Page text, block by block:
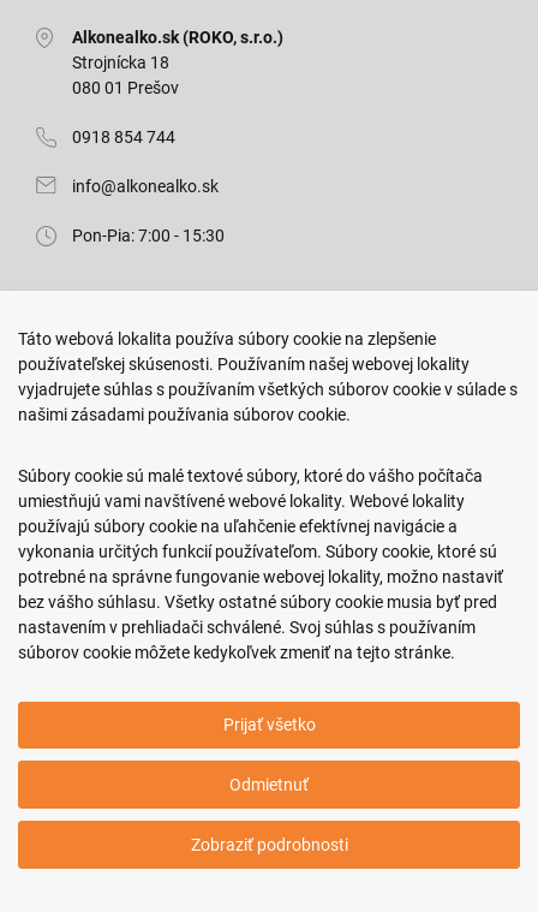
Alkonealko.sk (ROKO, s.r.o.)
Strojnícka 18
080 01 Prešov
0918 854 744
info@alkonealko.sk
Pon-Pia: 7:00 - 15:30
Arm. gen. Svobodu 23/A
080 01 Prešov
0917 466 578
sekcovpredajna@doroka.sk
Pon-Ned: 9:00 - 20:00
Podmienky nákupu
Informácie o firme
Copyright © 2011-2026 ROKO, s.r.o.
Upraviť nastavenia Cookies
Táto webová lokalita používa súbory cookie na zlepšenie
používateľskej skúsenosti. Používaním našej webovej lokality
vyjadrujete súhlas s používaním všetkých súborov cookie v súlade s
našimi zásadami používania súborov cookie.
Súbory cookie sú malé textové súbory, ktoré do vášho počítača
umiestňujú vami navštívené webové lokality. Webové lokality
používajú súbory cookie na uľahčenie efektívnej navigácie a
vykonania určitých funkcií používateľom. Súbory cookie, ktoré sú
potrebné na správne fungovanie webovej lokality, možno nastaviť
bez vášho súhlasu. Všetky ostatné súbory cookie musia byť pred
nastavením v prehliadači schválené. Svoj súhlas s používaním
súborov cookie môžete kedykoľvek zmeniť na tejto stránke.
Prijať všetko
Odmietnuť
Zobraziť podrobnosti